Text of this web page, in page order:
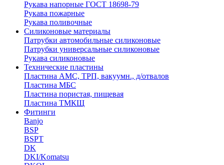
Рукава напорные ГОСТ 18698-79
Рукава пожарные
Рукава поливочные
Силиконовые материалы
Патрубки автомобильные силиконовые
Патрубки универсальные силиконовые
Рукава силиконовые
Технические пластины
Пластина АМС, ТРП, вакуумн., д/отвалов
Пластина МБС
Пластина пористая, пищевая
Пластина ТМКЩ
Фитинги
Banjo
BSP
BSPT
DK
DKI/Komatsu